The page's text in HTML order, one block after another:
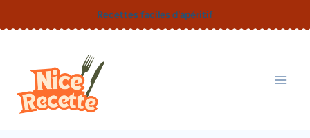
au
Recettes faciles d'apéritif